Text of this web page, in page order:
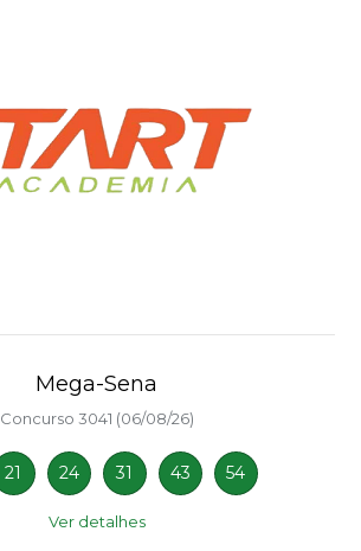
Mega-Sena
Concurso 3041 (06/08/26)
21 24 31 43 54
Ver detalhes